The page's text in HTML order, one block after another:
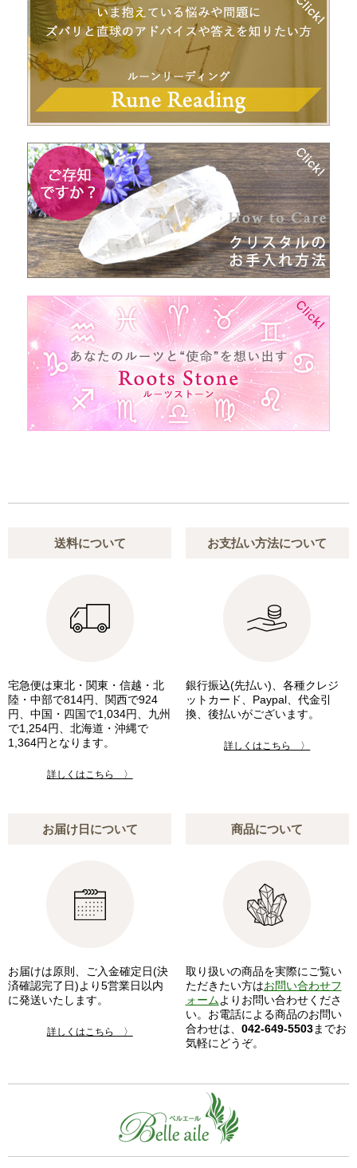
送料について
宅急便は東北・関東・信越・北
陸・中部で814円、関西で924
円、中国・四国で1,034円、九州
で1,254円、北海道・沖縄で
1,364円となります。
詳しくはこちら 〉
お支払い方法について
銀行振込(先払い)、各種クレジ
ットカード、Paypal、代金引
換、後払いがございます。
詳しくはこちら 〉
お届け日について
お届けは原則、ご入金確定日(決
済確認完了日)より5営業日以内
に発送いたします。
詳しくはこちら 〉
商品について
取り扱いの商品を実際にご覧い
ただきたい方はお問い合わせフ
ォームよりお問い合わせくださ
い。お電話による商品のお問い
合わせは、 042-649-5503までお
気軽にどうぞ。